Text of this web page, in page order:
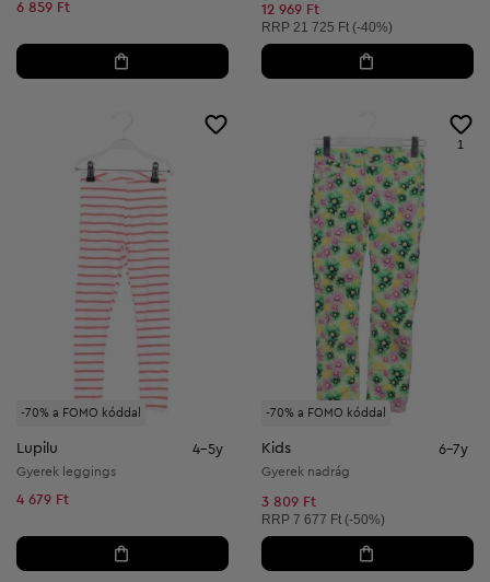
6 859 Ft 12 969 Ft
Ajánlott ár:
RRP 21 725 Ft (-40%)
-70% a FOMO kóddal
Lupilu 4-5y
Gyerek leggings
4 679 Ft
-70% a FOMO kóddal
1
Kids 6-7y
Gyerek nadrág
3 809 Ft
Ajánlott ár:
RRP 7 677 Ft (-50%)